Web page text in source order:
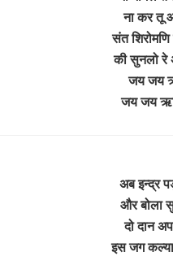
ना कर तू
संत
की सुनलो रे
जय जय
जय जय
अब इन्द्र
और बोला
दो दान
इस जग